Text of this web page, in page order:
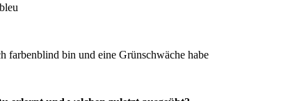
bin und eine Grünschwäche habe